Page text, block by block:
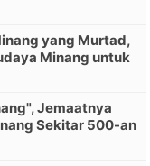
yang Murtad,
Minang untuk
Jemaatnya
Sekitar 500-an